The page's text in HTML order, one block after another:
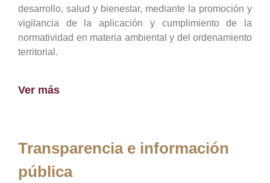
desarrollo, salud y bienestar, mediante la promoción y
vigilancia de la aplicación y cumplimiento de la
normatividad en materia ambiental y del ordenamiento
territorial.
Ver más
Transparencia e información
pública